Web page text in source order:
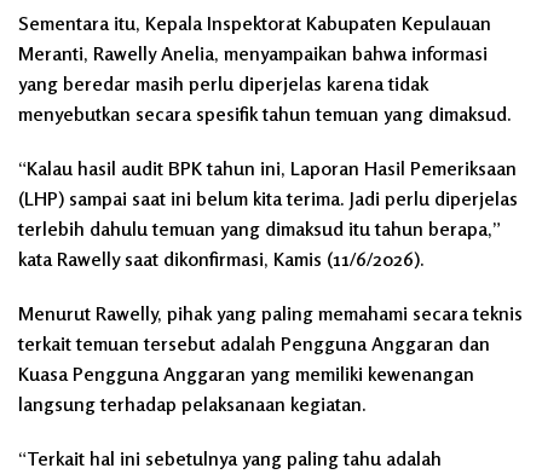
Sementara itu, Kepala Inspektorat Kabupaten Kepulauan
Meranti, Rawelly Anelia, menyampaikan bahwa informasi
yang beredar masih perlu diperjelas karena tidak
menyebutkan secara spesifik tahun temuan yang dimaksud.
“Kalau hasil audit BPK tahun ini, Laporan Hasil Pemeriksaan
(LHP) sampai saat ini belum kita terima. Jadi perlu diperjelas
terlebih dahulu temuan yang dimaksud itu tahun berapa,”
kata Rawelly saat dikonfirmasi, Kamis (11/6/2026).
Menurut Rawelly, pihak yang paling memahami secara teknis
terkait temuan tersebut adalah Pengguna Anggaran dan
Kuasa Pengguna Anggaran yang memiliki kewenangan
langsung terhadap pelaksanaan kegiatan.
“Terkait hal ini sebetulnya yang paling tahu adalah